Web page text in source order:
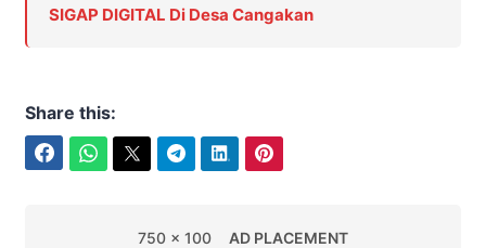
SIGAP DIGITAL Di Desa Cangakan
Share this:
750 x 100 AD PLACEMENT